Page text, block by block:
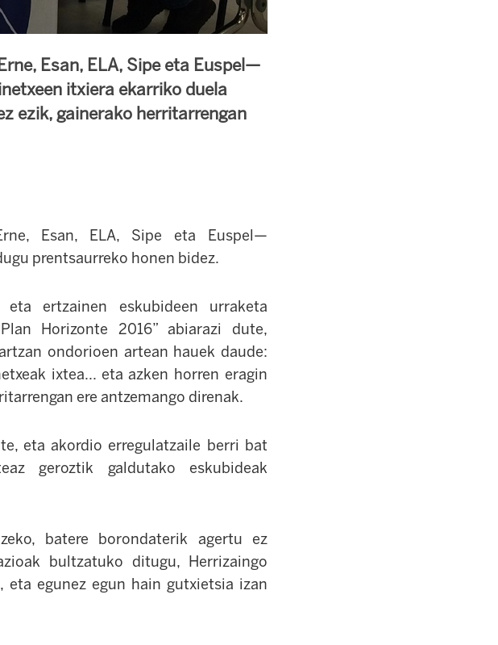
Esan, ELA, Sipe eta Euspel—
itxiera ekarriko duela
ezik, gainerako herritarrengan
Esan, ELA, Sipe eta Euspel—
prentsaurreko honen bidez.
ertzainen eskubideen urraketa
Horizonte 2016” abiarazi dute,
ondorioen artean hauek daude:
ixtea... eta azken horren eragin
ere antzemango direnak.
eta akordio erregulatzaile berri bat
geroztik galdutako eskubideak
batere borondaterik agertu ez
bultzatuko ditugu, Herrizaingo
eta egunez egun hain gutxietsia izan